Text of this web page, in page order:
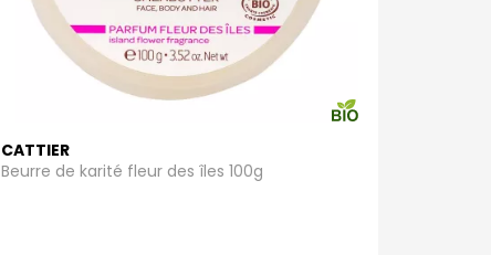
CATTIER
Beurre de karité fleur des îles 100g